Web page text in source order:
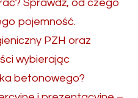
Sprawdź, od czego
pojemność.
PZH oraz
wybierając
betonowego?